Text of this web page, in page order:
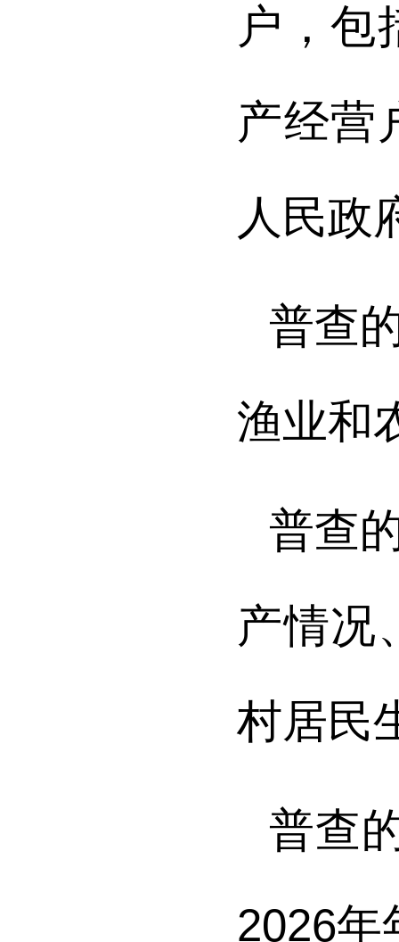
户，包
产经营
人民政
普查
渔业和
普查
产情况
村居民
普查
2026年